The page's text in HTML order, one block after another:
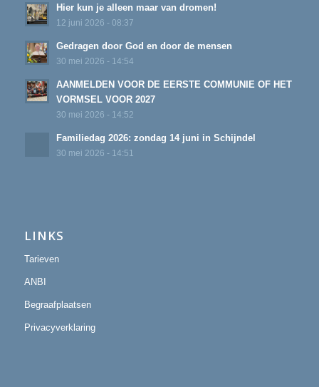
Hier kun je alleen maar van dromen!
12 juni 2026 - 08:37
Gedragen door God en door de mensen
30 mei 2026 - 14:54
AANMELDEN VOOR DE EERSTE COMMUNIE OF HET
VORMSEL VOOR 2027
30 mei 2026 - 14:52
Familiedag 2026: zondag 14 juni in Schijndel
30 mei 2026 - 14:51
LINKS
Tarieven
ANBI
Begraafplaatsen
Privacyverklaring